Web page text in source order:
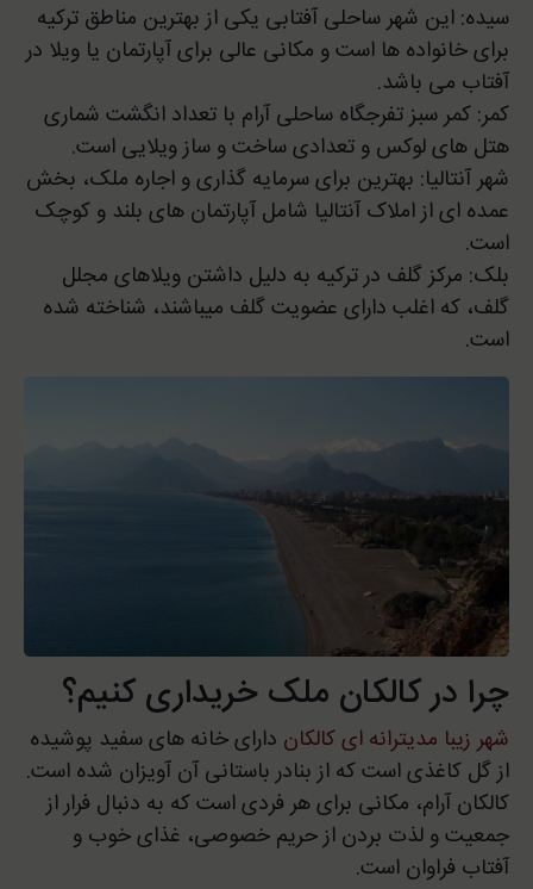
سیده: این شهر ساحلی آفتابی یکی از بهترین مناطق ترکیه
برای خانواده ها است و مکانی عالی برای آپارتمان یا ویلا در
آفتاب می باشد.
کمر: کمر سبز تفرجگاه ساحلی آرام با تعداد انگشت شماری
هتل های لوکس و تعدادی ساخت و ساز ویلایی است.
شهر آنتالیا: بهترین برای سرمایه گذاری و اجاره ملک، بخش
عمده ای از املاک آنتالیا شامل آپارتمان های بلند و کوچک
است.
بلک: مرکز گلف در ترکیه به دلیل داشتن ویلاهای مجلل
گلف، که اغلب دارای عضویت گلف میباشند، شناخته شده
است.
چرا در کالکان ملک خریداری کنیم؟
شهر زیبا مدیترانه ای کالکان دارای خانه های سفید پوشیده
از گل کاغذی است که از بنادر باستانی آن آویزان شده است.
کالکان آرام، مکانی برای هر فردی است که به دنبال فرار از
جمعیت و لذت بردن از حریم خصوصی، غذای خوب و
آفتاب فراوان است.